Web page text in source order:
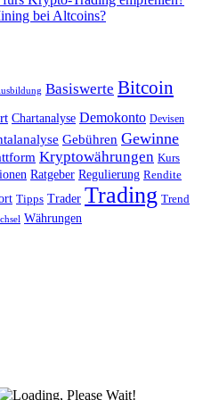
bei Altcoins?
Basiswerte Bitcoin
Chartanalyse Demokonto Devisen
Gebühren Gewinne
Kryptowährungen Kurs
Ratgeber Regulierung Rendite
Tipps Trader Trading Trend
Währungen